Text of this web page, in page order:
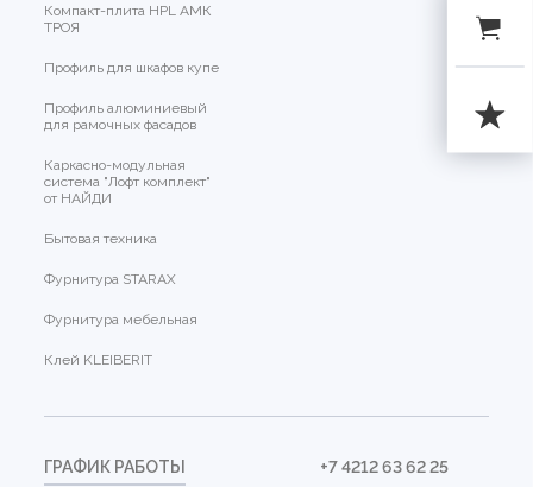
Компакт-плита HPL АМК
ТРОЯ
Профиль для шкафов купе
Профиль алюминиевый
для рамочных фасадов
Каркасно-модульная
система "Лофт комплект"
от НАЙДИ
Бытовая техника
Фурнитура STARAX
Фурнитура мебельная
Клей KLEIBERIT
ГРАФИК РАБОТЫ
+7 4212 63 62 25